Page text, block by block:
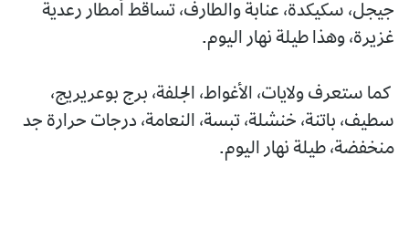
جيجل، سكيكدة، عنابة والطارف، تساقط أمطار رعدية
غزيرة، وهذا طيلة نهار اليوم.
كما ستعرف ولايات، الأغواط، الجلفة، برج بوعريريج،
سطيف، باتنة، خنشلة، تبسة، النعامة، درجات حرارة جد
منخفضة، طيلة نهار اليوم.